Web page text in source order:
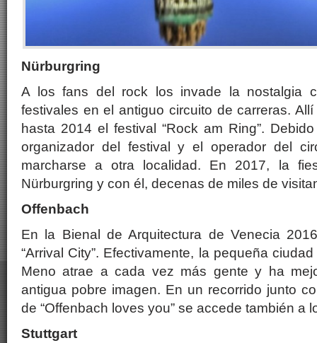
Nürburgring
A los fans del rock los invade la nostalgia
festivales en el antiguo circuito de carreras.
hasta 2014 el festival “Rock am Ring”.
organizador del festival y el operador del
marcharse a otra localidad. En 2017, la
Nürburgring y con él, decenas de miles de
Offenbach
En la Bienal de Arquitectura de Venecia
“Arrival City”. Efectivamente, la pequeña
Meno atrae a cada vez más gente y ha
antigua pobre imagen. En un recorrido junto
de “Offenbach loves you” se accede también a
Stuttgart